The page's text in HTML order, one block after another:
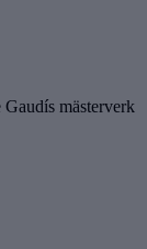
mästerverk